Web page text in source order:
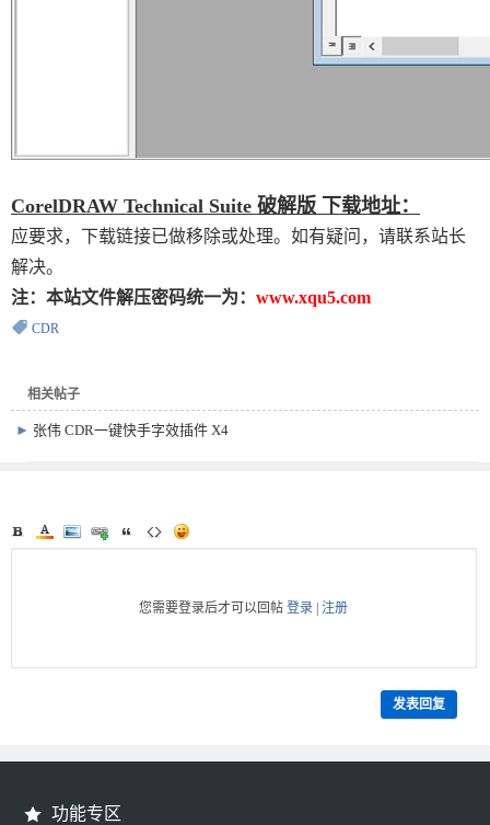
CorelDRAW Technical Suite 破解版 下载地址：
应要求，下载链接已做移除或处理。如有疑问，请联系站长
解决。
注：本站文件解压密码统一为： www.xqu5.com
CDR
相关帖子
► 张伟 CDR一键快手字效插件 X4
您需要登录后才可以回帖登录 |注册
发表回复
功能专区